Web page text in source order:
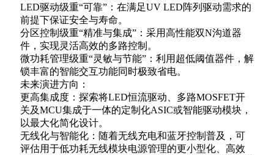
LED驱动级重“可靠”：在满足UV LED阵列驱动需求的
前提下保证安全与寿命。
分区控制级重“精准与集成”：采用高性能双N沟道器
件，实现灵活高效的多路控制。
微功耗管理级重“灵敏与节能”：利用超低阈值器件，解
锁丰富的智能交互功能同时极致省电。
未来演进方向：
更高集成度：探索将LED恒流驱动、多路MOSFET开
关及MCU集成于一体的定制化ASIC或智能驱动模块，
以最大化简化设计。
无线化与智能化：随着无线充电和蓝牙控制普及，可
评估用于低功耗无线模块电源管理的更小型化、高效